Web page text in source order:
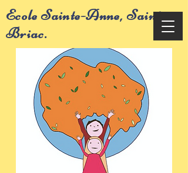
Ecole Sainte-Anne, Saint-
Briac.